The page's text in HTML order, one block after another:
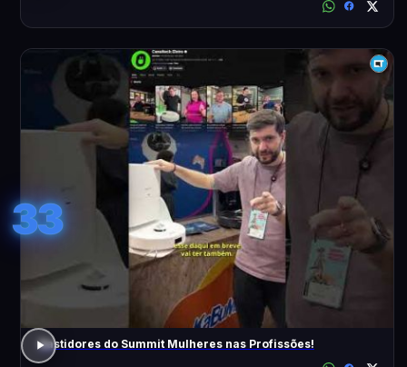
33
Bastidores do Summit Mulheres nas Profissões!